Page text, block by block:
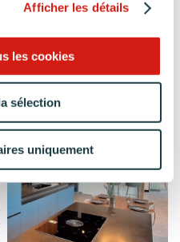
Afficher les détails
les cookies
sélection
uniquement